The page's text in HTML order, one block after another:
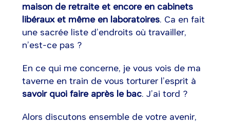
maison de retraite et encore en cabinets
libéraux et même en laboratoires. Ca en fait
une sacrée liste d’endroits où travailler,
n’est-ce pas ?
En ce qui me concerne, je vous vois de ma
taverne en train de vous torturer l’esprit à
savoir quoi faire après le bac. J’ai tord ?
Alors discutons ensemble de votre avenir,